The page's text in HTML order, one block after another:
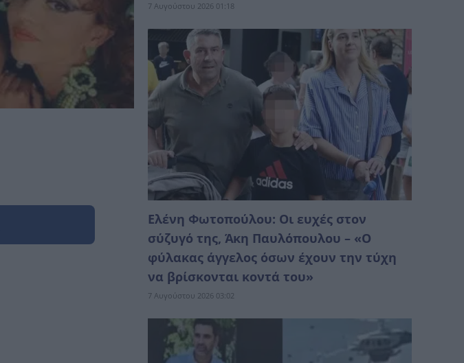
7 Αυγούστου 2026 01:18
Ελένη Φωτοπούλου: Οι ευχές στον
σύζυγό της, Άκη Παυλόπουλου – «Ο
φύλακας άγγελος όσων έχουν την τύχη
να βρίσκονται κοντά του»
7 Αυγούστου 2026 03:02